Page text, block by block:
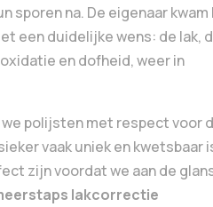
sporen na. De eigenaar kwam
een duidelijke wens: de lak,
en dofheid, weer in
polijsten met respect voor
vaak uniek en kwetsbaar
zijn voordat we aan de
lakcorrectie